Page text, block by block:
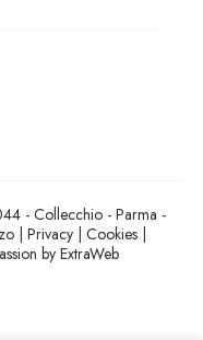
- Collecchio - Parma -
| Privacy| Cookies|
byExtraWeb